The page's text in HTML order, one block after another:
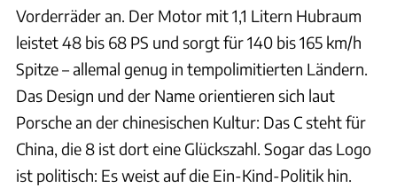
Vorderräder an. Der Motor mit 1,1 Litern Hubraum
leistet 48 bis 68 PS und sorgt für 140 bis 165 km/h
Spitze – allemal genug in tempolimitierten Ländern.
Das Design und der Name orientieren sich laut
Porsche an der chinesischen Kultur: Das C steht für
China, die 8 ist dort eine Glückszahl. Sogar das Logo
ist politisch: Es weist auf die Ein-Kind-Politik hin.